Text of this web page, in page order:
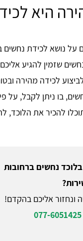
היא
על נושא לכידת נחשים
שזמין להגיע
לכידה מהירה
בו ניתן לקבל,
להכיר את הלוכד,
בלוכד נחשים ברחובות
ונחזור אליכם בהקדם!
077-6051425